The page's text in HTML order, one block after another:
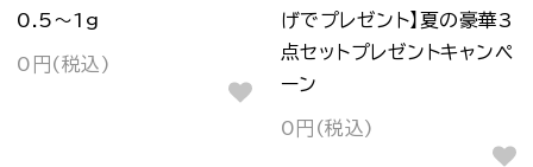
0.5～1g
0円(税込)
げでプレゼント】夏の豪華3
点セットプレゼントキャンペ
ーン
0円(税込)